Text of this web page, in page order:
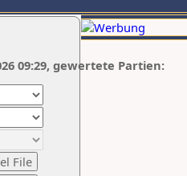
09:29, gewertete Partien: